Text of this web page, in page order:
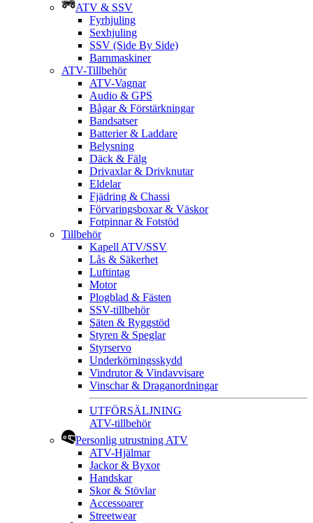
ATV & SSV
Fyrhjuling
Sexhjuling
SSV (Side By Side)
Barnmaskiner
ATV-Tillbehör
ATV-Vagnar
Audio & GPS
Bågar & Förstärkningar
Bandsatser
Batterier & Laddare
Belysning
Däck & Fälg
Drivaxlar & Drivknutar
Eldelar
Fjädring & Chassi
Förvaringsboxar & Väskor
Fotpinnar & Fotstöd
Tillbehör
Kapell ATV/SSV
Lås & Säkerhet
Luftintag
Motor
Plogblad & Fästen
SSV-tillbehör
Säten & Ryggstöd
Styren & Speglar
Styrservo
Underkörningsskydd
Vindrutor & Vindavvisare
Vinschar & Draganordningar
UTFÖRSÄLJNING
ATV-tillbehör
Personlig utrustning ATV
ATV-Hjälmar
Jackor & Byxor
Handskar
Skor & Stövlar
Accessoarer
Streetwear